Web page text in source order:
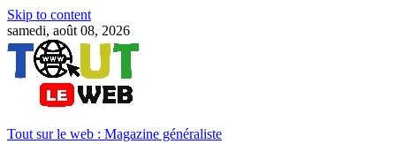
Skip to content
samedi, août 08, 2026
Tout sur le web : Magazine généraliste